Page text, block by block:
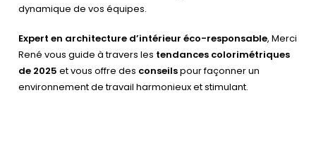
dynamique de vos équipes.
Expert en architecture d’intérieur éco-responsable, Merci
René vous guide à travers les tendances colorimétriques
de 2025 et vous offre des conseilspour façonner un
environnement de travail harmonieux et stimulant.